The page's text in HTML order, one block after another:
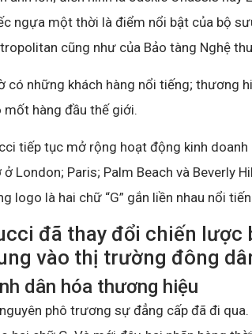
ngựa một thời là điểm nổi bật của bộ
cũng như của Bảo tàng Nghệ
có những khách hàng nổi tiếng; thương
mốt hàng đầu thế giới.
tiếp tục mở rộng hoạt động kinh
ở London; Paris; Palm Beach và Beverly
logo là hai chữ “G” gắn liền nhau nổi
đã thay đổi chiến
vào thị trường đông
dân hóa thương hiệu
phô trương sự đẳng cấp đã đi